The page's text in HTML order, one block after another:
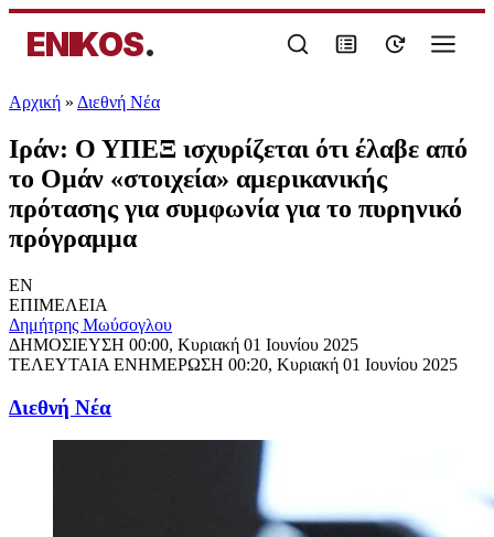
ENIKOS.
Αρχική » Διεθνή Νέα
Ιράν: Ο ΥΠΕΞ ισχυρίζεται ότι έλαβε από
το Ομάν «στοιχεία» αμερικανικής
πρότασης για συμφωνία για το πυρηνικό
πρόγραμμα
EN
ΕΠΙΜΕΛΕΙΑ
Δημήτρης Μωύσογλου
ΔΗΜΟΣΙΕΥΣΗ 00:00, Κυριακή 01 Ιουνίου 2025
ΤΕΛΕΥΤΑΙΑ ΕΝΗΜΕΡΩΣΗ 00:20, Κυριακή 01 Ιουνίου 2025
Διεθνή Νέα